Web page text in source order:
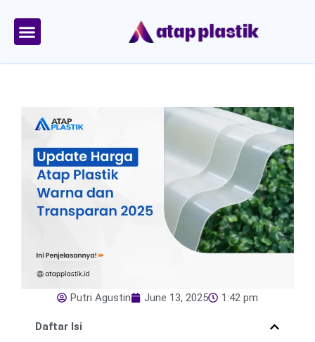
content
Putri Agustin June 13, 2025 1:42 pm
Daftar Isi